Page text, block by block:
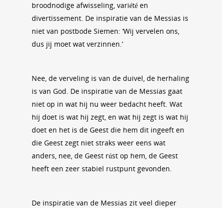
broodnodige afwisseling, variété en
divertissement. De inspiratie van de Messias is
niet van postbode Siemen: ‘Wij vervelen ons,
dus jij moet wat verzinnen.’
Nee, de verveling is van de duivel, de herhaling
is van God. De inspiratie van de Messias gaat
niet op in wat hij nu weer bedacht heeft. Wat
hij doet is wat hij zegt, en wat hij zegt is wat hij
doet en het is de Geest die hem dit ingeeft en
die Geest zegt niet straks weer eens wat
anders, nee, de Geest rúst op hem, de Geest
heeft een zeer stabiel rustpunt gevonden.
De inspiratie van de Messias zit veel dieper